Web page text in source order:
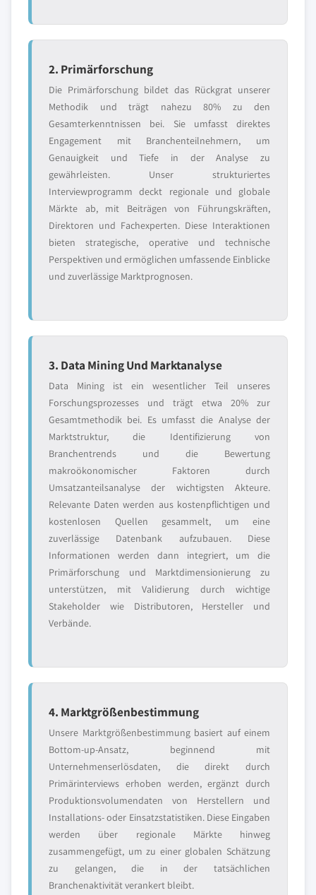
2. Primärforschung
Die Primärforschung bildet das Rückgrat unserer
Methodik und trägt nahezu 80% zu den
Gesamterkenntnissen bei. Sie umfasst direktes
Engagement mit Branchenteilnehmern, um
Genauigkeit und Tiefe in der Analyse zu
gewährleisten. Unser strukturiertes
Interviewprogramm deckt regionale und globale
Märkte ab, mit Beiträgen von Führungskräften,
Direktoren und Fachexperten. Diese Interaktionen
bieten strategische, operative und technische
Perspektiven und ermöglichen umfassende Einblicke
und zuverlässige Marktprognosen.
3. Data Mining Und Marktanalyse
Data Mining ist ein wesentlicher Teil unseres
Forschungsprozesses und trägt etwa 20% zur
Gesamtmethodik bei. Es umfasst die Analyse der
Marktstruktur, die Identifizierung von
Branchentrends und die Bewertung
makroökonomischer Faktoren durch
Umsatzanteilsanalyse der wichtigsten Akteure.
Relevante Daten werden aus kostenpflichtigen und
kostenlosen Quellen gesammelt, um eine
zuverlässige Datenbank aufzubauen. Diese
Informationen werden dann integriert, um die
Primärforschung und Marktdimensionierung zu
unterstützen, mit Validierung durch wichtige
Stakeholder wie Distributoren, Hersteller und
Verbände.
4. Marktgrößenbestimmung
Unsere Marktgrößenbestimmung basiert auf einem
Bottom-up-Ansatz, beginnend mit
Unternehmenserlösdaten, die direkt durch
Primärinterviews erhoben werden, ergänzt durch
Produktionsvolumendaten von Herstellern und
Installations- oder Einsatzstatistiken. Diese Eingaben
werden über regionale Märkte hinweg
zusammengefügt, um zu einer globalen Schätzung
zu gelangen, die in der tatsächlichen
Branchenaktivität verankert bleibt.